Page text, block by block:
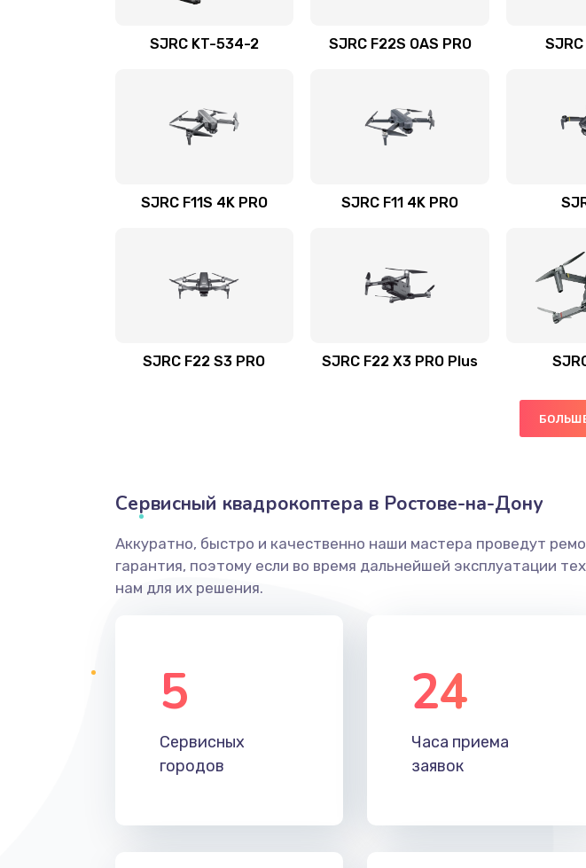
SJRC KT-534-2 SJRC F22S OAS PRO SJRC
SJRC F11S 4K PRO SJRC F11 4K PRO
SJRC F22 S3 PRO SJRC F22 X3 PRO Plus
Сервисный квадрокоптера в Ростове-на-Дону
Аккуратно, быстро и качественно наши мастера проведут
гарантия, поэтому если во время дальнейшей эксплуатации
нам для их решения.
5
Сервисных
городов
24
Часа приема
заявок